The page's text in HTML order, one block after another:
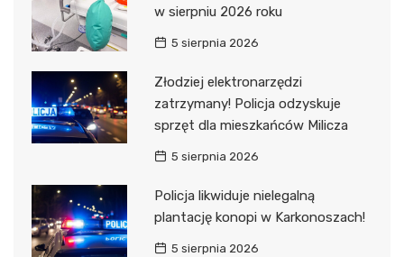
w sierpniu 2026 roku
5 sierpnia 2026
Złodziej elektronarzędzi
zatrzymany! Policja odzyskuje
sprzęt dla mieszkańców Milicza
5 sierpnia 2026
Policja likwiduje nielegalną
plantację konopi w Karkonoszach!
5 sierpnia 2026